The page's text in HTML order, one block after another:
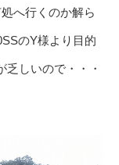
へ行くのか解ら
のY様より目的
しいので・・・